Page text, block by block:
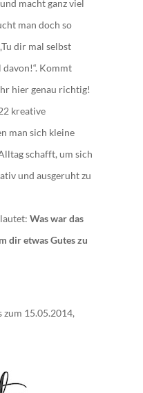
macht ganz viel
man doch so
dir mal selbst
Kommt
hier genau richtig!
kreative
man sich kleine
schafft, um sich
und ausgeruht zu
Was war das
dir etwas Gutes zu
15.05.2014,